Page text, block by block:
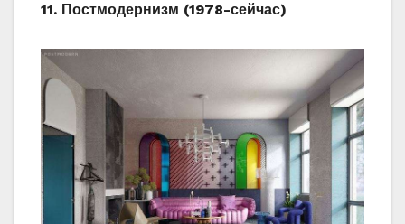
11. Постмодернизм (1978-сейчас)